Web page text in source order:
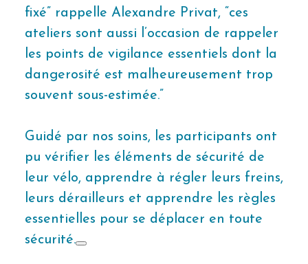
fixé” rappelle Alexandre Privat, “ces
ateliers sont aussi l’occasion de rappeler
les points de vigilance essentiels dont la
dangerosité est malheureusement trop
souvent sous-estimée.”
Guidé par nos soins, les participants ont
pu vérifier les éléments de sécurité de
leur vélo, apprendre à régler leurs freins,
leurs dérailleurs et apprendre les règles
essentielles pour se déplacer en toute
sécurité.